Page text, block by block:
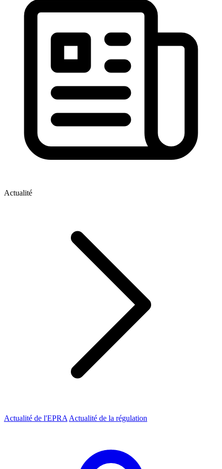
Actualité
Actualité de l'EPRA Actualité de la régulation